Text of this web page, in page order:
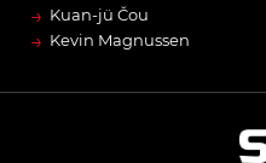
→ Kuan-jü Čou
→ Kevin Magnussen